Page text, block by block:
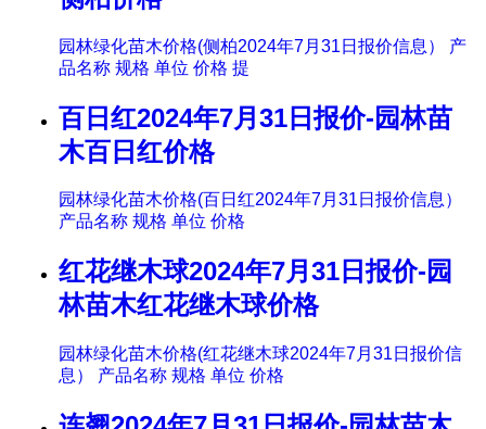
园林绿化苗木价格(侧柏2024年7月31日报价信息） 产
品名称 规格 单位 价格 提
百日红2024年7月31日报价-园林苗
木百日红价格
园林绿化苗木价格(百日红2024年7月31日报价信息）
产品名称 规格 单位 价格
红花继木球2024年7月31日报价-园
林苗木红花继木球价格
园林绿化苗木价格(红花继木球2024年7月31日报价信
息） 产品名称 规格 单位 价格